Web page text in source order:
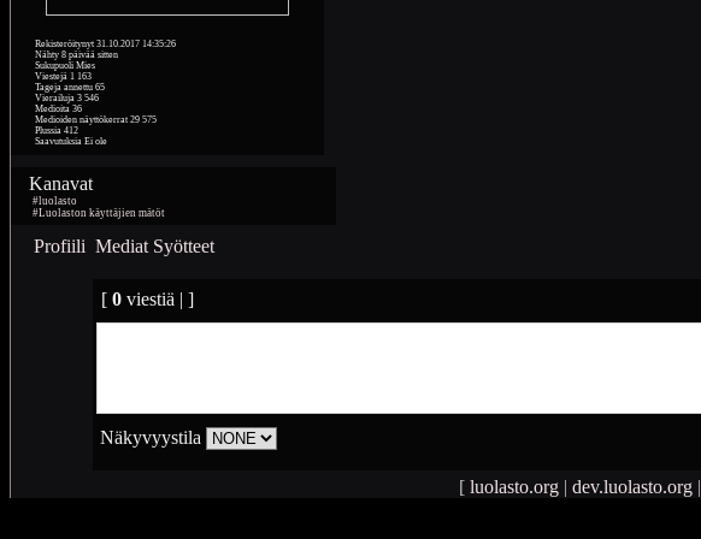
Rekisteröitynyt 31.10.2017 14:35:26
Nähty 8 päivää sitten
Sukupuoli Mies
Viestejä 1 163
Tageja annettu 65
Vierailuja 3 546
Medioita 36
Medioiden näyttökerrat 29 575
Plussia 412
Saavutuksia Ei ole
Kanavat
#luolasto
#Luolaston käyttäjien mätöt
Profiili Mediat Syötteet
[ 0viestiä | ]
Näkyvyystila
[ luolasto.org| dev.luolasto.org|